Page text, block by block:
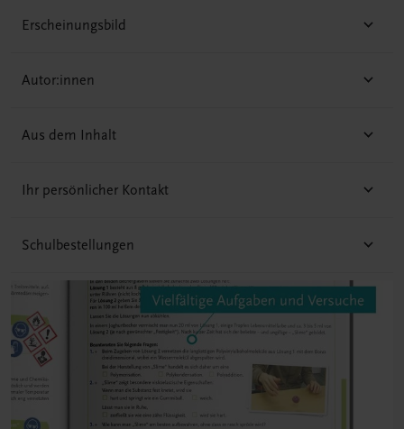
Erscheinungsbild
Autor:innen
Aus dem Inhalt
Ihr persönlicher Kontakt
Schulbestellungen